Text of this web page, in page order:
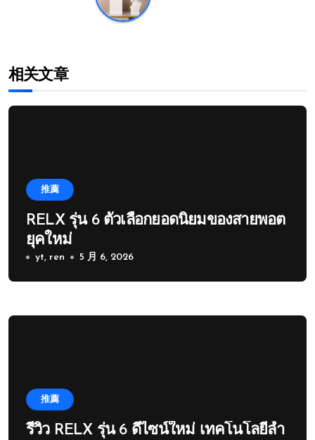
相关文章
推薦
RELX รุ่น 6 ตัวเลือกยอดนิยมของสายพอต
ยุคใหม่
yt, ren 5 月 6, 2026
推薦
รีวิว RELX รุ่น 6 ดีไซน์ใหม่ เทคโนโลยีล้ำ